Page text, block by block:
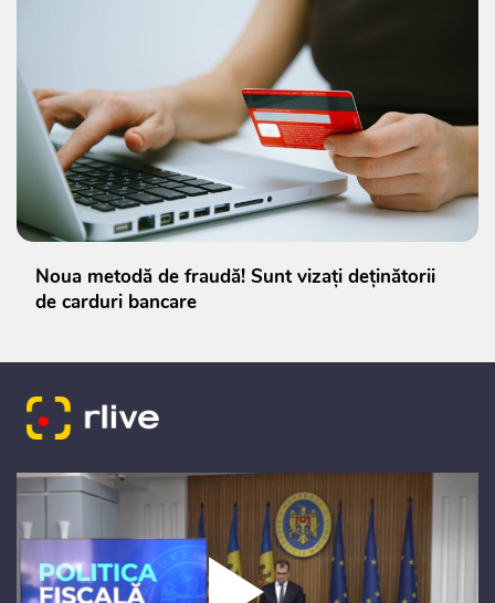
Noua metodă de fraudă! Sunt vizați deținătorii
de carduri bancare